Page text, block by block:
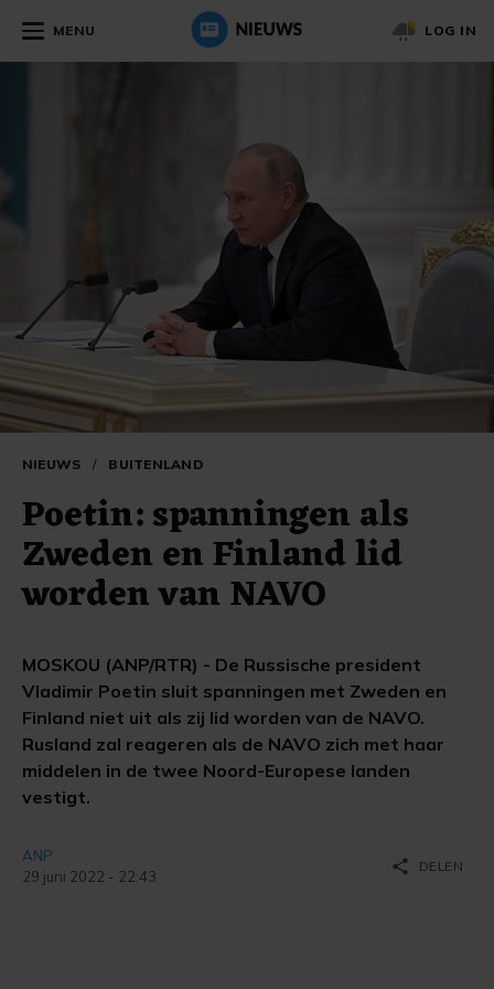
MENU LOG IN
NIEUWS / BUITENLAND
Poetin: spanningen als
Zweden en Finland lid
worden van NAVO
MOSKOU (ANP/RTR) - De Russische president
Vladimir Poetin sluit spanningen met Zweden en
Finland niet uit als zij lid worden van de NAVO.
Rusland zal reageren als de NAVO zich met haar
middelen in de twee Noord-Europese landen
vestigt.
ANP
29 juni 2022 - 22:43
share DELEN